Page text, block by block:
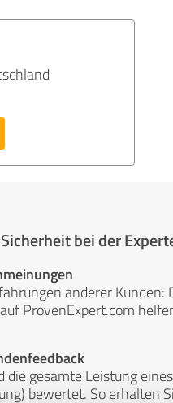
bei der
anderer
ProvenExpert.com
die gesamte Leistung
bewertet. So erhalten